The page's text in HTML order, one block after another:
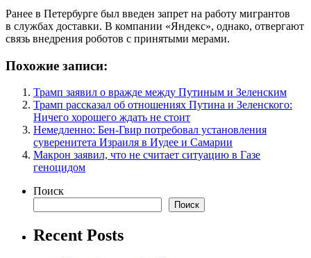
Ранее в Петербурге был введен запрет на работу мигрантов
в службах доставки. В компании «Яндекс», однако, отвергают
связь внедрения роботов с принятыми мерами.
Похожие записи:
Трамп заявил о вражде между Путиным и Зеленским
Трамп рассказал об отношениях Путина и Зеленского:
Ничего хорошего ждать не стоит
Немедленно: Бен-Гвир потребовал установления
суверенитета Израиля в Иудее и Самарии
Макрон заявил, что не считает ситуацию в Газе
геноцидом
Поиск
Поиск
Recent Posts